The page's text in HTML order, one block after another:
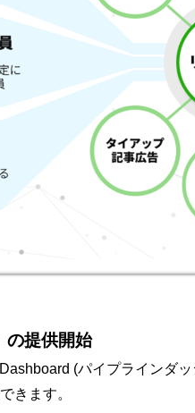
提供開始
(パイプラインダ
きます。